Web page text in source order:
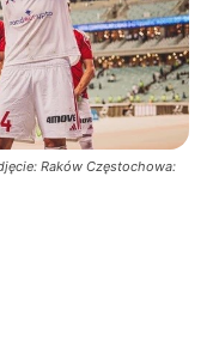
Raków Częstochowa: